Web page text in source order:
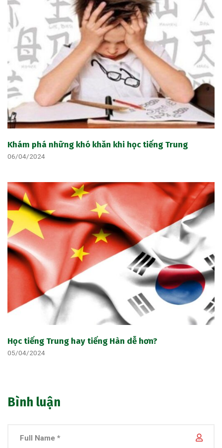
Khám phá những khó khăn khi học tiếng Trung
06/04/2024
Học tiếng Trung hay tiếng Hàn dễ hơn?
05/04/2024
Bình luận